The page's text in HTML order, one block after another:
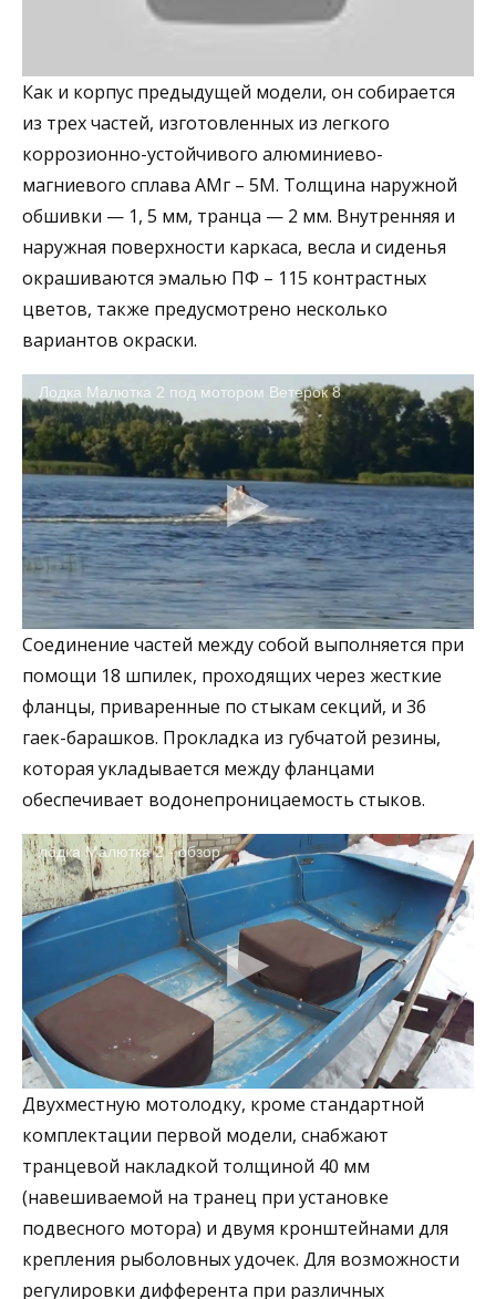
Как и корпус предыдущей модели, он собирается
из трех частей, изготовленных из легкого
коррозионно-устойчивого алюминиево-
магниевого сплава АМг – 5М. Толщина наружной
обшивки — 1, 5 мм, транца — 2 мм. Внутренняя и
наружная поверхности каркаса, весла и сиденья
окрашиваются эмалью ПФ – 115 контрастных
цветов, также предусмотрено несколько
вариантов окраски.
Лодка Малютка 2 под мотором Ветерок 8
Соединение частей между собой выполняется при
помощи 18 шпилек, проходящих через жесткие
фланцы, приваренные по стыкам секций, и 36
гаек-барашков. Прокладка из губчатой резины,
которая укладывается между фланцами
обеспечивает водонепроницаемость стыков.
лодка Малютка 2 - обзор
Двухместную мотолодку, кроме стандартной
комплектации первой модели, снабжают
транцевой накладкой толщиной 40 мм
(навешиваемой на транец при установке
подвесного мотора) и двумя кронштейнами для
крепления рыболовных удочек. Для возможности
регулировки дифферента при различных